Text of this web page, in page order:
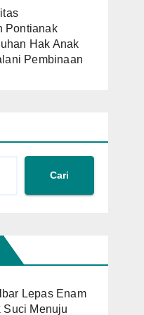
Pontianak
Hak Anak
Pembinaan
Cari
Lepas Enam
Suci Menuju